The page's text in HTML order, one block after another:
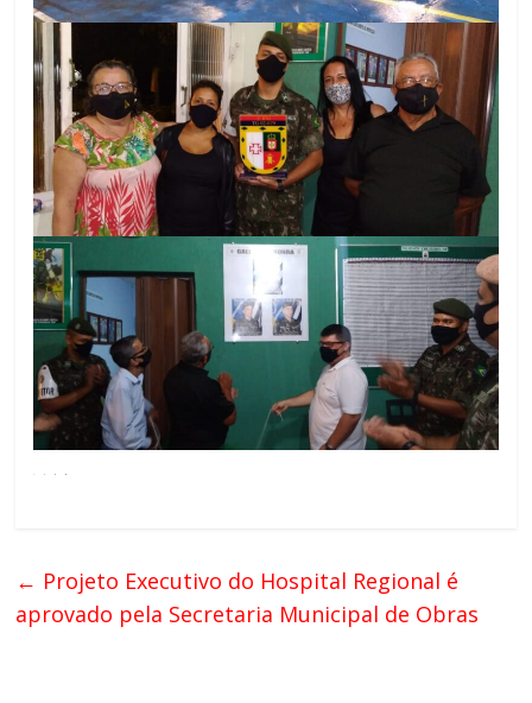
← Projeto Executivo do Hospital Regional é
aprovado pela Secretaria Municipal de Obras